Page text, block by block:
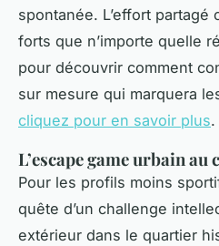
spontanée. L’effort
forts que n’importe quelle
pour découvrir comment
sur mesure qui marquera
cliquez pour en savoir plus.
L’escape game urbain
Pour les profils moins
quête d’un challenge
extérieur dans le quartier